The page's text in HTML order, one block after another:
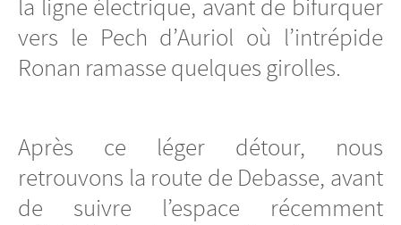
la ligne électrique, avant de bifurquer
vers le Pech d’Auriol où l’intrépide
Ronan ramasse quelques girolles.
Après ce léger détour, nous
retrouvons la route de Debasse, avant
de suivre l’espace récemment